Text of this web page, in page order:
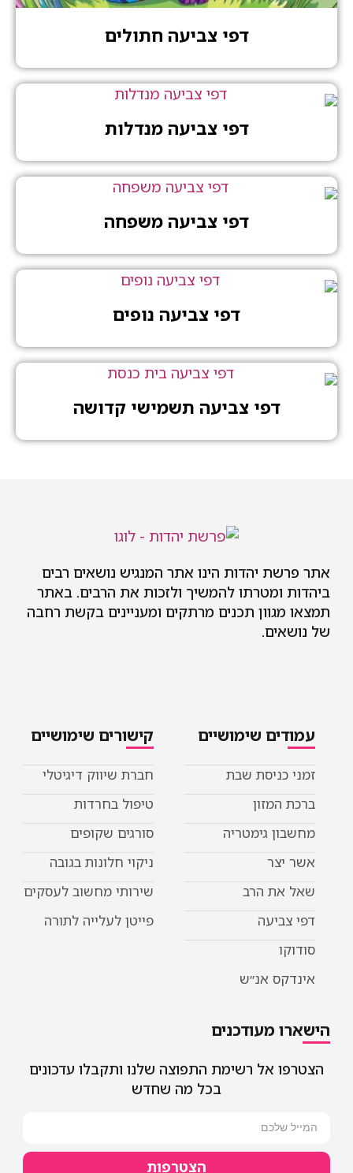
דפי צביעה חתולים
דפי צביעה מנדלות
דפי צביעה משפחה
דפי צביעה נופים
דפי צביעה תשמישי קדושה
אתר פרשת יהדות הינו אתר המנגיש נושאים רבים
ביהדות ומטרתו להמשיך ולזכות את הרבים. באתר
תמצאו מגוון תכנים מרתקים ומעניינים בקשת רחבה
של נושאים.
עמודים שימושיים
זמני כניסת שבת
ברכת המזון
מחשבון גימטריה
אשר יצר
שאל את הרב
דפי צביעה
סודוקו
אינדקס אנ״ש
קישורים שימושיים
חברת שיווק דיגיטלי
טיפול בחרדות
סורגים שקופים
ניקוי חלונות בגובה
שירותי מחשוב לעסקים
פייטן לעלייה לתורה
הישארו מעודכנים
הצטרפו אל רשימת התפוצה שלנו ותקבלו עדכונים
בכל מה שחדש
הצטרפות